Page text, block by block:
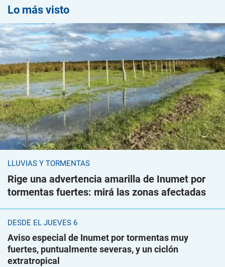
Lo más visto
LLUVIAS Y TORMENTAS
Rige una advertencia amarilla de Inumet por
tormentas fuertes: mirá las zonas afectadas
DESDE EL JUEVES 6
Aviso especial de Inumet por tormentas muy
fuertes, puntualmente severas, y un ciclón
extratropical